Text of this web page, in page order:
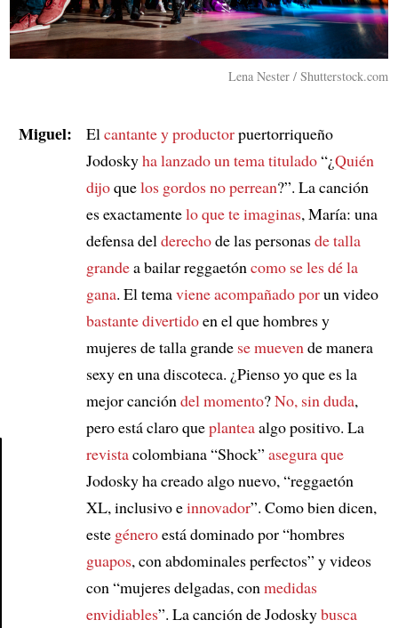
Lena Nester / Shutterstock.com
Miguel: El cantante y productorpuertorriqueño
Jodoskyha lanzadoun tema titulado“¿Quién
dijoquelos gordosno perrean?”. La canción
es exactamentelo que te imaginas, María: una
defensa del derechode las personasde talla
grandea bailar reggaetón como se les dé la
gana. El temaviene acompañado porun video
bastante divertidoen el que hombres y
mujeres de talla grande se mueven de manera
sexy en una discoteca. ¿Pienso yo que es la
mejor canción del momento?No, sin duda,
pero está claro queplanteaalgo positivo. La
revistacolombiana “Shock” asegura que
Jodosky ha creado algo nuevo, “reggaetón
XL, inclusivo einnovador”. Como bien dicen,
este géneroestá dominado por “hombres
guapos, con abdominales perfectos” y videos
con “mujeres delgadas, con medidas
envidiables”. La canción de Jodoskybusca